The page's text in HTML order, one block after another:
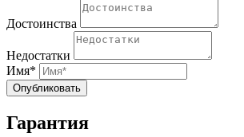
Достоинства
Недостатки
Имя*
Опубликовать
Гарантия